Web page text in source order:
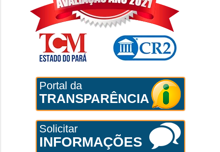
Portal da
TRANSPARÊNCIA
Solicitar
INFORMAÇÕES